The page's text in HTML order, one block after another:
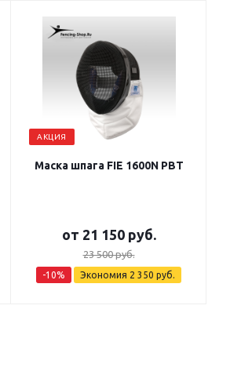
АКЦИЯ
Маска шпага FIE 1600N PBT
от 21 150 руб.
23 500 руб.
-10% Экономия 2 350 руб.